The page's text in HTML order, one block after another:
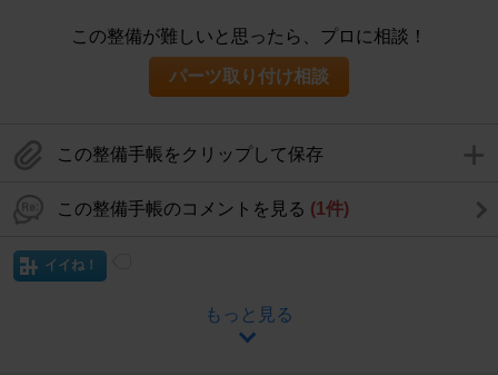
この整備が難しいと思ったら、プロに相談！
パーツ取り付け相談
この整備手帳をクリップして保存
この整備手帳のコメントを見る (1件)
イイね！
もっと見る